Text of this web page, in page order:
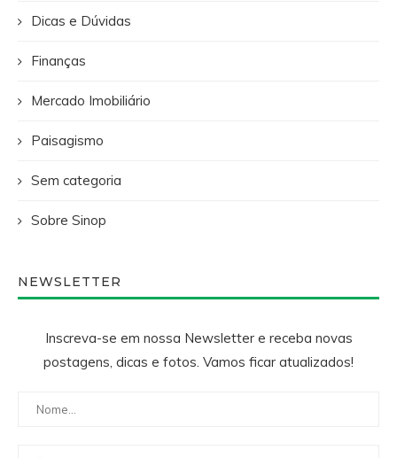
Dicas e Dúvidas
Finanças
Mercado Imobiliário
Paisagismo
Sem categoria
Sobre Sinop
NEWSLETTER
Inscreva-se em nossa Newsletter e receba novas
postagens, dicas e fotos. Vamos ficar atualizados!